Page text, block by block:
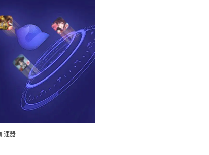
速器